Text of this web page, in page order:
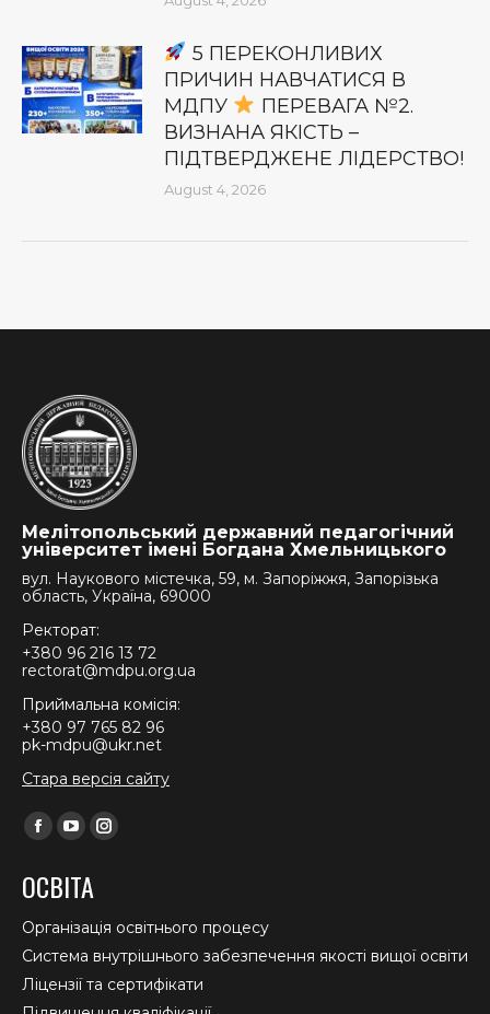
5 ПЕРЕКОНЛИВИХ
ПРИЧИН НАВЧАТИСЯ В
МДПУ
ПЕРЕВАГА №2.
ВИЗНАНА ЯКІСТЬ –
ПІДТВЕРДЖЕНЕ ЛІДЕРСТВО!
August 4, 2026
Мелітопольський державний педагогічний
університет імені Богдана Хмельницького
вул. Наукового містечка, 59, м. Запоріжжя, Запорізька
область, Україна, 69000
Ректорат:
+380 96 216 13 72
rectorat@mdpu.org.ua
Приймальна комісія:
+380 97 765 82 96
pk-mdpu@ukr.net
Стара версія сайту
Find us on:
Facebook
opens
in
new
window
YouTube
opens
in
new
window
Instagram
in
new
window
ОСВІТА
Організація освітнього процесу
Система внутрішнього забезпечення якості вищої освіти
Ліцензії та сертифікати